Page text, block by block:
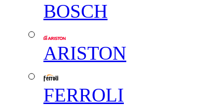
BOSCH
ARISTON
FERROLI